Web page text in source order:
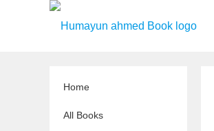
Home
All Books